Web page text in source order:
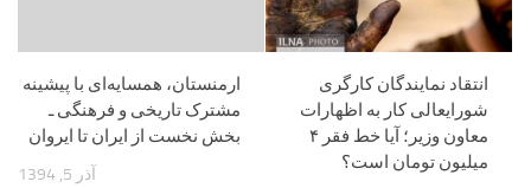
ارمنستان، همسایه‌ای با پیشینه
مشترک تاریخی و فرهنگی ـ
بخش نخست از ایران تا ایروان
آذر 5, 1394
انتقاد نمایندگان کارگری
شورایعالی کار به اظهارات
معاون وزیر؛ آیا خط فقر ۴
میلیون تومان است؟